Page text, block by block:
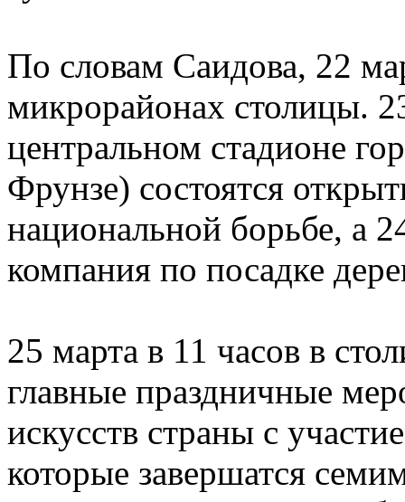
По словам Саидова, 22
микрорайонах столицы.
центральном стадионе
Фрунзе) состоятся
национальной борьбе, а
компания по посадке
25 марта в 11 часов в
главные праздничные
искусств страны с
которые завершатся